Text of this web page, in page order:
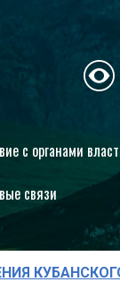
с органами
связи